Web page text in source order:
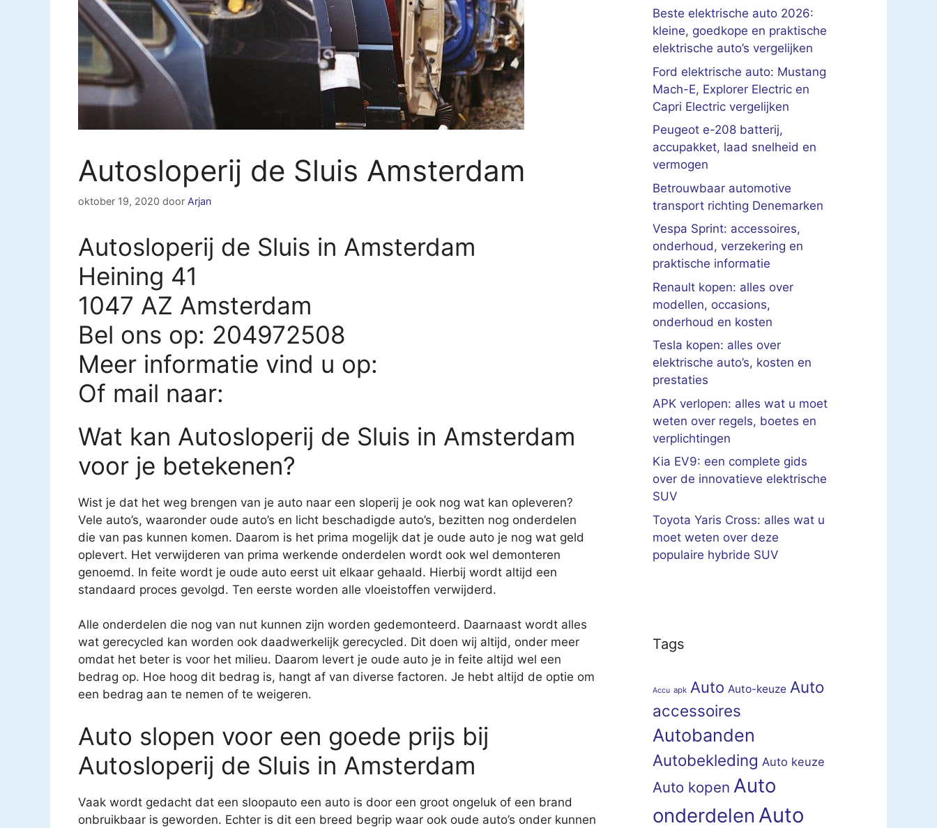
Autosloperij de Sluis Amsterdam
oktober 19, 2020 door Arjan
Autosloperij de Sluis in Amsterdam
Heining 41
1047 AZ Amsterdam
Bel ons op: 204972508
Meer informatie vind u op:
Of mail naar:
Wat kan Autosloperij de Sluis in Amsterdam
voor je betekenen?
Wist je dat het weg brengen van je auto naar een sloperij je ook nog wat kan opleveren?
Vele auto’s, waaronder oude auto’s en licht beschadigde auto’s, bezitten nog onderdelen
die van pas kunnen komen. Daarom is het prima mogelijk dat je oude auto je nog wat geld
oplevert. Het verwijderen van prima werkende onderdelen wordt ook wel demonteren
genoemd. In feite wordt je oude auto eerst uit elkaar gehaald. Hierbij wordt altijd een
standaard proces gevolgd. Ten eerste worden alle vloeistoffen verwijderd.
Alle onderdelen die nog van nut kunnen zijn worden gedemonteerd. Daarnaast wordt alles
wat gerecycled kan worden ook daadwerkelijk gerecycled. Dit doen wij altijd, onder meer
omdat het beter is voor het milieu. Daarom levert je oude auto je in feite altijd wel een
bedrag op. Hoe hoog dit bedrag is, hangt af van diverse factoren. Je hebt altijd de optie om
een bedrag aan te nemen of te weigeren.
Auto slopen voor een goede prijs bij
Autosloperij de Sluis in Amsterdam
Vaak wordt gedacht dat een sloopauto een auto is door een groot ongeluk of een brand
onbruikbaar is geworden. Echter is dit een breed begrip waar ook oude auto’s onder kunnen
Beste elektrische auto 2026:
kleine, goedkope en praktische
elektrische auto’s vergelijken
Ford elektrische auto: Mustang
Mach-E, Explorer Electric en
Capri Electric vergelijken
Peugeot e-208 batterij,
accupakket, laad snelheid en
vermogen
Betrouwbaar automotive
transport richting Denemarken
Vespa Sprint: accessoires,
onderhoud, verzekering en
praktische informatie
Renault kopen: alles over
modellen, occasions,
onderhoud en kosten
Tesla kopen: alles over
elektrische auto’s, kosten en
prestaties
APK verlopen: alles wat u moet
weten over regels, boetes en
verplichtingen
Kia EV9: een complete gids
over de innovatieve elektrische
SUV
Toyota Yaris Cross: alles wat u
moet weten over deze
populaire hybride SUV
Tags
Accu apk Auto Auto-keuze Auto
accessoires
Autobanden
Autobekleding Auto keuze
Auto kopen Auto
onderdelen Auto